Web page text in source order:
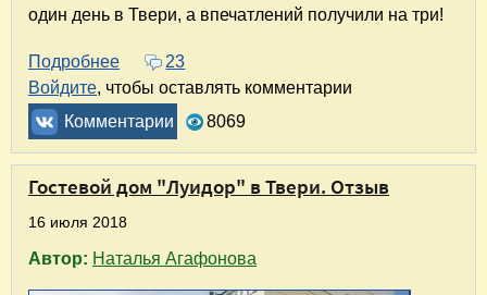
один день в Твери, а впечатлений получили на три!
Подробнее о Тверская прогулка, или Один день в Твери
23
Войдите, чтобы оставлять комментарии
Комментарии
8069
Гостевой дом "Луидор" в Твери. Отзыв
16 июля 2018
Автор: Наталья Агафонова